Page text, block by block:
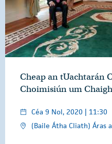
Cheap an tUachtarán
Choimisiún um
Céa 9 Nol, 2020 | 11:30
(Baile Átha Cliath) Áras